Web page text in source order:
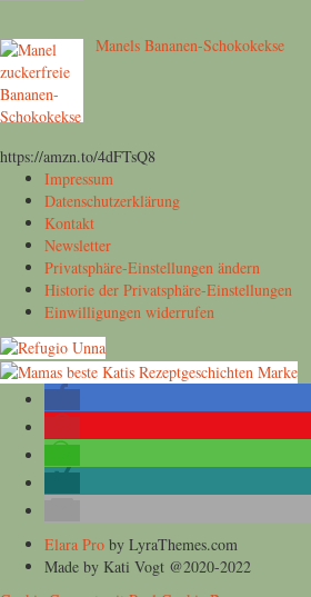
Manels Bananen-Schokokekse
https://amzn.to/4dFTsQ8
Impressum
Datenschutzerklärung
Kontakt
Newsletter
Privatsphäre-Einstellungen ändern
Historie der Privatsphäre-Einstellungen
Einwilligungen widerrufen
Elara Pro by LyraThemes.com
Made by Kati Vogt @2020-2022